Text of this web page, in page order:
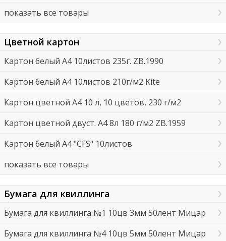
показать все товары
Цветной картон
Картон белый А4 10листов 235г. ZB.1990
Картон белый А4 10листов 210г/м2 Kite
Картон цветной А4 10 л, 10 цветов, 230 г/м2
Картон цветной двуст. А4 8л 180 г/м2 ZB.1959
Картон белый А4 "CFS" 10листов
показать все товары
Бумага для квиллинга
Бумага для квиллинга №1 10цв 3мм 50лент Мицар
Бумага для квиллинга №4 10цв 5мм 50лент Мицар